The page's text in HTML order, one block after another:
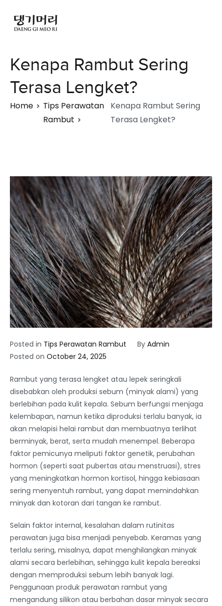
Kenapa Rambut Sering
Terasa Lengket?
Home
Tips Perawatan
Rambut
Kenapa Rambut Sering
Terasa Lengket?
Posted in Tips Perawatan Rambut By Admin
Posted on October 24, 2025
Rambut yang terasa lengket atau lepek seringkali
disebabkan oleh produksi sebum (minyak alami) yang
berlebihan pada kulit kepala. Sebum berfungsi menjaga
kelembapan, namun ketika diproduksi terlalu banyak, ia
akan melapisi helai rambut dan membuatnya terlihat
berminyak, berat, serta mudah menempel. Beberapa
faktor pemicunya meliputi faktor genetik, perubahan
hormon (seperti saat pubertas atau menstruasi), stres
yang meningkatkan hormon kortisol, hingga kebiasaan
sering menyentuh rambut, yang dapat memindahkan
minyak dan kotoran dari tangan ke rambut.
Selain faktor internal, kesalahan dalam rutinitas
perawatan juga bisa menjadi penyebab. Keramas yang
terlalu sering, misalnya, dapat menghilangkan minyak
alami secara berlebihan, sehingga kulit kepala bereaksi
dengan memproduksi sebum lebih banyak lagi.
Penggunaan produk perawatan rambut yang
mengandung silikon atau berbahan dasar minyak secara